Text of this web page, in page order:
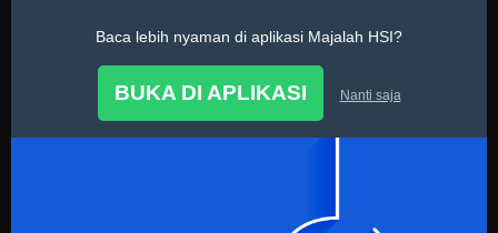
Baca lebih nyaman di aplikasi Majalah HSI?
BUKA DI APLIKASI Nanti saja
Tanya Ustadz